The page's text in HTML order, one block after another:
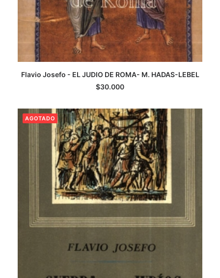
LEER MÁS
Flavio Josefo - EL JUDIO DE ROMA- M. HADAS-LEBEL
$30.000
AGOTADO